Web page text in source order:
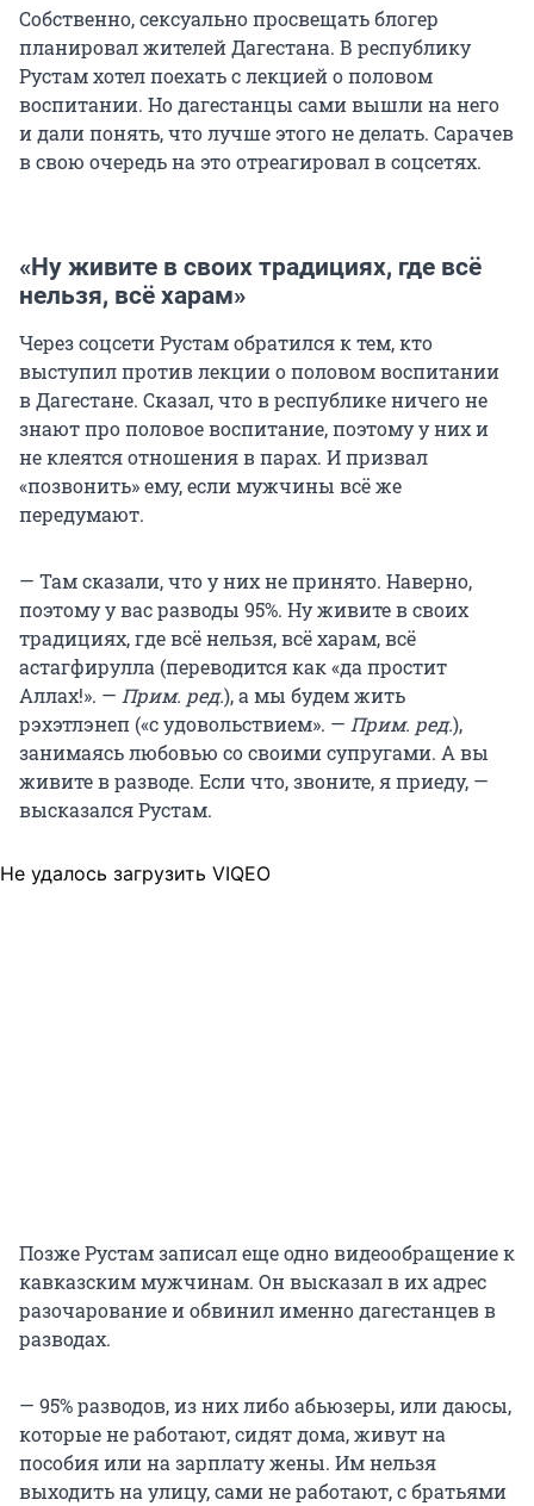
Собственно, сексуально просвещать блогер
планировал жителей Дагестана. В республику
Рустам хотел поехать с лекцией о половом
воспитании. Но дагестанцы сами вышли на него
и дали понять, что лучше этого не делать. Сарачев
в свою очередь на это отреагировал в соцсетях.
«Ну живите в своих традициях, где всё
нельзя, всё харам»
Через соцсети Рустам обратился к тем, кто
выступил против лекции о половом воспитании
в Дагестане. Сказал, что в республике ничего не
знают про половое воспитание, поэтому у них и
не клеятся отношения в парах. И призвал
«позвонить» ему, если мужчины всё же
передумают.
— Там сказали, что у них не принято. Наверно,
поэтому у вас разводы 95%. Ну живите в своих
традициях, где всё нельзя, всё харам, всё
астагфирулла (переводится как «да простит
Аллах!». — Прим. ред.), а мы будем жить
рэхэтлэнеп («с удовольствием». — Прим. ред.),
занимаясь любовью со своими супругами. А вы
живите в разводе. Если что, звоните, я приеду, —
высказался Рустам.
Не удалось загрузить VIQEO
Позже Рустам записал еще одно видеообращение к
кавказским мужчинам. Он высказал в их адрес
разочарование и обвинил именно дагестанцев в
разводах.
— 95% разводов, из них либо абьюзеры, или даюсы,
которые не работают, сидят дома, живут на
пособия или на зарплату жены. Им нельзя
выходить на улицу, сами не работают, с братьями